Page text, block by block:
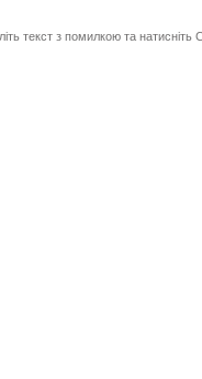
текст з помилкою та